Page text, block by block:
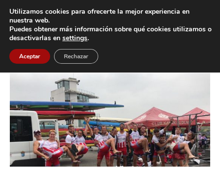
Inicio Etiquetas Campeonato de España
Etiqueta: Campeonato de España
Utilizamos cookies para ofrecerte la mejor experiencia en
nuestra web.
Puedes obtener más información sobre qué cookies utilizamos o
desactivarlas en settings.
Aceptar Rechazar